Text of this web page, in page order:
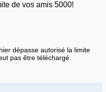
de vos amis 5000!
dépasse autorisé la limite
pas être téléchargé.